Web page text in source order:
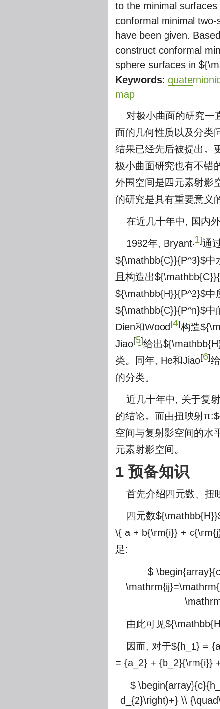
to the minimal
conformal minimal
have been given.
construct conformal
sphere surfaces in
Keywords:
map
对极小曲面的研究一
面的几何性质以及分类
结果已经先后被提出。
极小曲面研究也有不错
外围空间是四元素射影
的研究是具有重要意义
在近几十年中, 国内
1982年, Bryant[1]通
${\mathbb{C}}{P^3}$中
且构造出
${\mathbb{H}}{P^2}$中
${\mathbb{C}}{P^n}$中
Dien和Wood [4]构造
Jiao[5]给出
类。同年, He和Jiao[6]
的分类。
近几十年中, 关于复
的结论。而由扭映射π:
空间与复射影空间的水
元素射影空间。
1 预备知识
首先介绍四元数、扭
四元数
\{ a + b{\rm{i}} +
足:
$
由此可见
因而, 对于${h_1} =
= {a_2} + {b_2}{\rm{i}}
$
d_{2}\right)+} \\